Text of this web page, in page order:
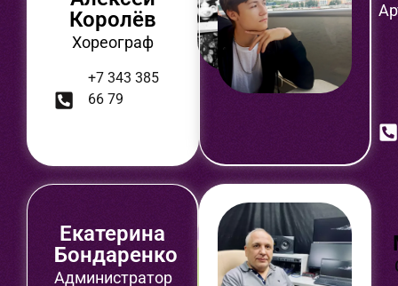
Королёв
Хореограф
+7 343 385
66 79
Екатерина
Бондаренко
Администратор